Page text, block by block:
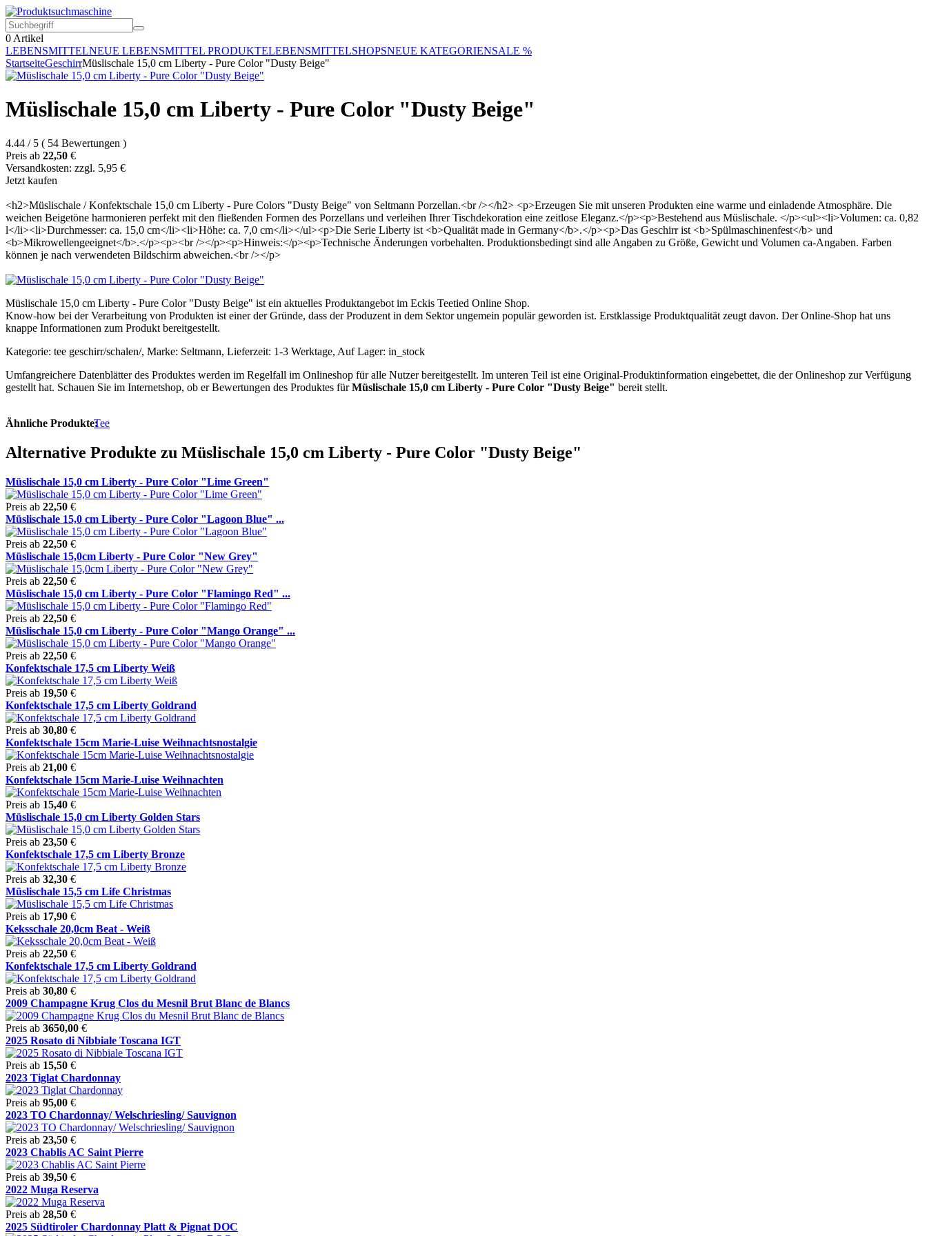
0 Artikel
LEBENSMITTELNEUE LEBENSMITTEL PRODUKTELEBENSMITTELSHOPSNEUE KATEGORIENSALE %
StartseiteGeschirrMüslischale 15,0 cm Liberty - Pure Color "Dusty Beige"
Müslischale 15,0 cm Liberty - Pure Color "Dusty Beige"
4.44 / 5 ( 54 Bewertungen )
Preis ab 22,50 €
Versandkosten: zzgl. 5,95 €
Jetzt kaufen
<h2>Müslischale / Konfektschale 15,0 cm Liberty - Pure Colors "Dusty Beige" von Seltmann Porzellan.<br /></h2> <p>Erzeugen Sie mit unseren Produkten eine warme und einladende Atmosphäre. Die
weichen Beigetöne harmonieren perfekt mit den fließenden Formen des Porzellans und verleihen Ihrer Tischdekoration eine zeitlose Eleganz.</p><p>Bestehend aus Müslischale. </p><ul><li>Volumen: ca. 0,82
l</li><li>Durchmesser: ca. 15,0 cm</li><li>Höhe: ca. 7,0 cm</li></ul><p>Die Serie Liberty ist <b>Qualität made in Germany</b>.</p><p>Das Geschirr ist <b>Spülmaschinenfest</b> und
<b>Mikrowellengeeignet</b>.</p><p><br /></p><p>Hinweis:</p><p>Technische Änderungen vorbehalten. Produktionsbedingt sind alle Angaben zu Größe, Gewicht und Volumen ca-Angaben. Farben
können je nach verwendeten Bildschirm abweichen.<br /></p>
Müslischale 15,0 cm Liberty - Pure Color "Dusty Beige" ist ein aktuelles Produktangebot im Eckis Teetied Online Shop.
Know-how bei der Verarbeitung von Produkten ist einer der Gründe, dass der Produzent in dem Sektor ungemein populär geworden ist. Erstklassige Produktqualität zeugt davon. Der Online-Shop hat uns
knappe Informationen zum Produkt bereitgestellt.
Kategorie: tee geschirr/schalen/, Marke: Seltmann, Lieferzeit: 1-3 Werktage, Auf Lager: in_stock
Umfangreichere Datenblätter des Produktes werden im Regelfall im Onlineshop für alle Nutzer bereitgestellt. Im unteren Teil ist eine Original-Produktinformation eingebettet, die der Onlineshop zur Verfügung
gestellt hat. Schauen Sie im Internetshop, ob er Bewertungen des Produktes fürMüslischale 15,0 cm Liberty - Pure Color "Dusty Beige" bereit stellt.
Ähnliche Produkte:Tee
Alternative Produkte zu Müslischale 15,0 cm Liberty - Pure Color "Dusty Beige"
Müslischale 15,0 cm Liberty - Pure Color "Lime Green"
Preis ab 22,50 €
Müslischale 15,0 cm Liberty - Pure Color "Lagoon Blue" ...
Preis ab 22,50 €
Müslischale 15,0cm Liberty - Pure Color "New Grey"
Preis ab 22,50 €
Müslischale 15,0 cm Liberty - Pure Color "Flamingo Red" ...
Preis ab 22,50 €
Müslischale 15,0 cm Liberty - Pure Color "Mango Orange" ...
Preis ab 22,50 €
Konfektschale 17,5 cm Liberty Weiß
Preis ab 19,50 €
Konfektschale 17,5 cm Liberty Goldrand
Preis ab 30,80 €
Konfektschale 15cm Marie-Luise Weihnachtsnostalgie
Preis ab 21,00 €
Konfektschale 15cm Marie-Luise Weihnachten
Preis ab 15,40 €
Müslischale 15,0 cm Liberty Golden Stars
Preis ab 23,50 €
Konfektschale 17,5 cm Liberty Bronze
Preis ab 32,30 €
Müslischale 15,5 cm Life Christmas
Preis ab 17,90 €
Keksschale 20,0cm Beat - Weiß
Preis ab 22,50 €
Konfektschale 17,5 cm Liberty Goldrand
Preis ab 30,80 €
2009 Champagne Krug Clos du Mesnil Brut Blanc de Blancs
Preis ab 3650,00 €
2025 Rosato di Nibbiale Toscana IGT
Preis ab 15,50 €
2023 Tiglat Chardonnay
Preis ab 95,00 €
2023 TO Chardonnay/ Welschriesling/ Sauvignon
Preis ab 23,50 €
2023 Chablis AC Saint Pierre
Preis ab 39,50 €
2022 Muga Reserva
Preis ab 28,50 €
2025 Südtiroler Chardonnay Platt & Pignat DOC